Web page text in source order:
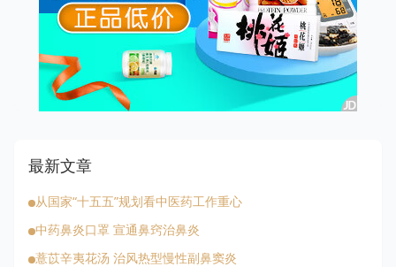
最新文章
从国家“十五五”规划看中医药工作重心
中药鼻炎口罩 宣通鼻窍治鼻炎
薏苡辛夷花汤 治风热型慢性副鼻窦炎